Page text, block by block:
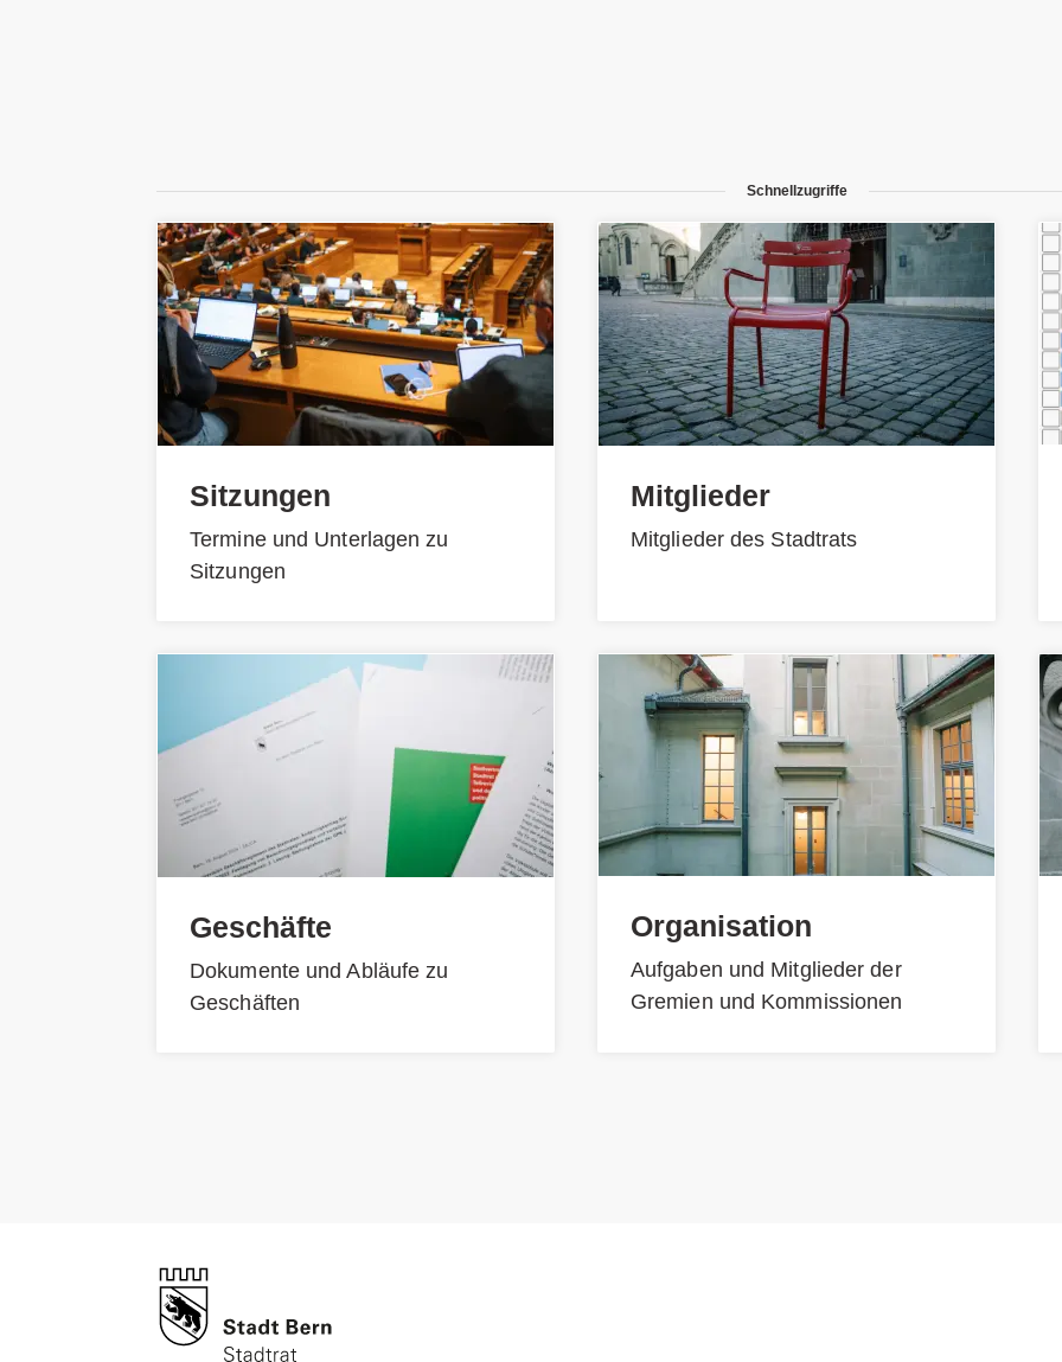
Schnellzugriffe
Sitzungen
Termine und Unterlagen zu
Sitzungen
Geschäfte
Dokumente und Abläufe zu
Geschäften
Mitglieder
Mitglieder des Stadtrats
Organisation
Aufgaben und Mitglieder der
Gremien und Kommissionen